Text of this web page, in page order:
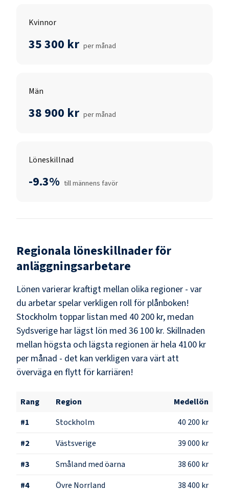
Kvinnor
35 300 kr per månad
Män
38 900 kr per månad
Löneskillnad
-9.3% till männens favör
Regionala löneskillnader för
anläggningsarbetare
Lönen varierar kraftigt mellan olika regioner - var
du arbetar spelar verkligen roll för plånboken!
Stockholm toppar listan med 40 200 kr, medan
Sydsverige har lägst lön med 36 100 kr. Skillnaden
mellan högsta och lägsta regionen är hela 4100 kr
per månad - det kan verkligen vara värt att
överväga en flytt för karriären!
Rang Region
Medellön
#1 Stockholm
40 200 kr
#2 Västsverige
39 000 kr
#3 Småland med öarna
38 600 kr
#4 Övre Norrland 38 400 kr